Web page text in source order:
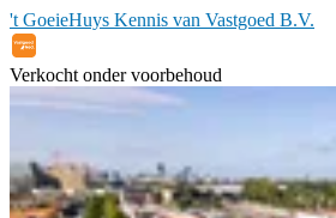
't GoeieHuys Kennis van Vastgoed B.V.
Verkocht onder voorbehoud